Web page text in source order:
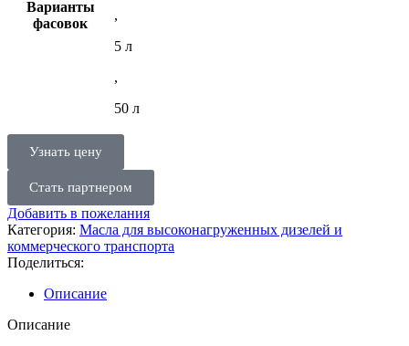
Варианты
фасовок
,
5 л
,
50 л
Узнать цену
Стать партнером
Добавить в пожелания
Категория: Масла для высоконагруженных дизелей и
коммерческого транспорта
Поделиться:
Описание
Описание